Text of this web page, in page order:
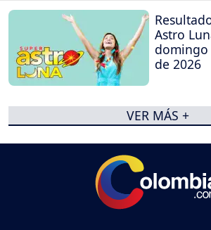
Astro
domingo
de 2026
VER MÁS +